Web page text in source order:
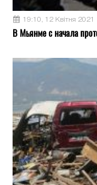
19:10, 12 Квітня 2021
В Мьянме с начала